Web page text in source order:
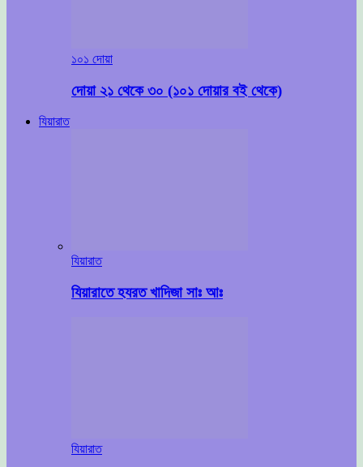
১০১ দোয়া
দোয়া ২১ থেকে ৩০ (১০১ দোয়ার বই থেকে)
যিয়ারাত
যিয়ারাত
যিয়ারাতে হযরত খাদিজা সাঃ আঃ
যিয়ারাত